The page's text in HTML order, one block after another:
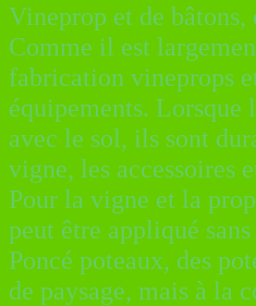
Vineprop et de
Comme il est
fabrication vineprops
équipements. Lorsque
avec le sol, ils sont
vigne, les accessoires
Pour la vigne et la
peut être appliqué
Poncé poteaux, des
de paysage, mais à la